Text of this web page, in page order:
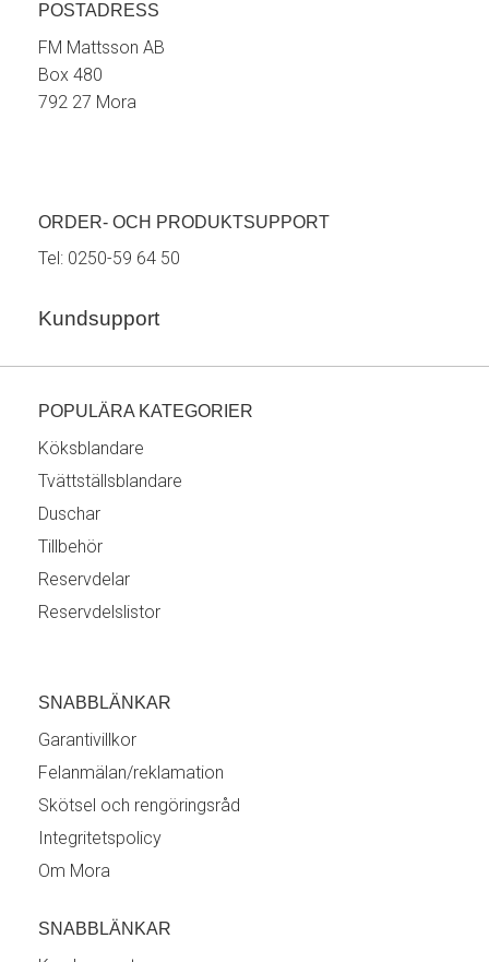
POSTADRESS
FM Mattsson AB
Box 480
792 27 Mora
ORDER- OCH PRODUKTSUPPORT
Tel: 0250-59 64 50
Kundsupport
POPULÄRA KATEGORIER
Köksblandare
Tvättställsblandare
Duschar
Tillbehör
Reservdelar
Reservdelslistor
SNABBLÄNKAR
Garantivillkor
Felanmälan/reklamation
Skötsel och rengöringsråd
Integritetspolicy
Om Mora
SNABBLÄNKAR